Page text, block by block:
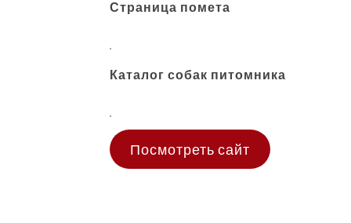
Страница помета
Каталог собак питомника
Посмотреть сайт